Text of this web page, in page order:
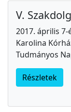
V.
2017. április
Karolina
Tudmányos
Részletek